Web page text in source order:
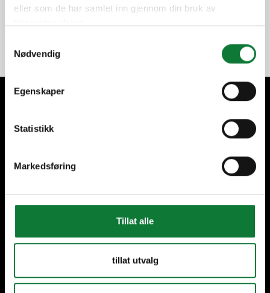
eller som de har samlet inn gjennom din bruk av
Nødvendig
Egenskaper
Statistikk
Markedsføring
Tillat alle
tillat utvalg
Meer dan 70 jaar ervaring
Enkel duurzaam
Meer dan 40 SAPA
Aluminium Vakmannen in